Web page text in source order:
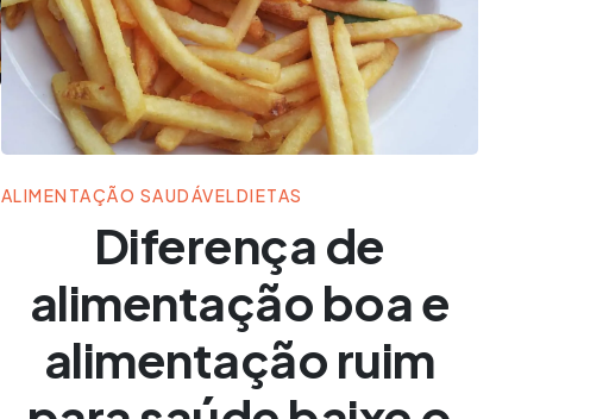
ALIMENTAÇÃO SAUDÁVELDIETAS
Diferença de
alimentação boa e
alimentação ruim